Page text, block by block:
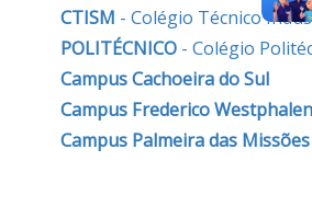
CTISM - Colégio Técnico
POLITÉCNICO - Colégio
Campus Cachoeira do Sul
Campus Frederico Westphalen
Campus Palmeira das Missões